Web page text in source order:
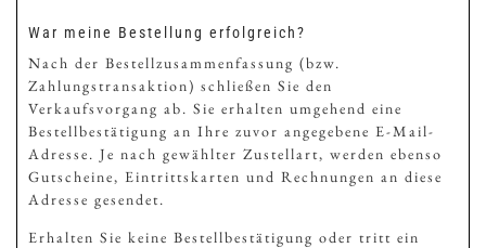
War meine Bestellung erfolgreich?
Nach der Bestellzusammenfassung (bzw.
Zahlungstransaktion) schließen Sie den
Verkaufsvorgang ab. Sie erhalten umgehend eine
Bestellbestätigung an Ihre zuvor angegebene E-Mail-
Adresse. Je nach gewählter Zustellart, werden ebenso
Gutscheine, Eintrittskarten und Rechnungen an diese
Adresse gesendet.
Erhalten Sie keine Bestellbestätigung oder tritt ein